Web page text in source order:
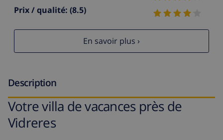
Prix / qualité: (8.5)
En savoir plus ›
Description
Votre villa de vacances près de
Vidreres